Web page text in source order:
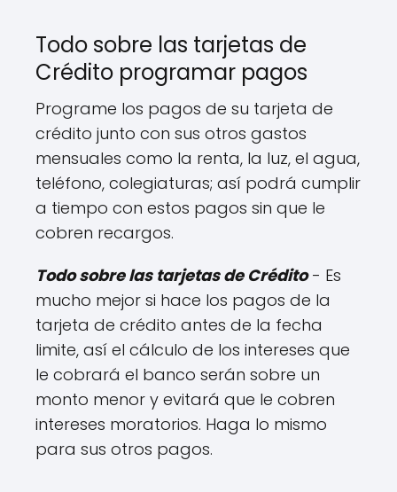
Todo sobre las tarjetas de
Crédito programar pagos
Programe los pagos de su tarjeta de
crédito junto con sus otros gastos
mensuales como la renta, la luz, el agua,
teléfono, colegiaturas; así podrá cumplir
a tiempo con estos pagos sin que le
cobren recargos.
Todo sobre las tarjetas de Crédito- Es
mucho mejor si hace los pagos de la
tarjeta de crédito antes de la fecha
limite, así el cálculo de los intereses que
le cobrará el banco serán sobre un
monto menor y evitará que le cobren
intereses moratorios. Haga lo mismo
para sus otros pagos.